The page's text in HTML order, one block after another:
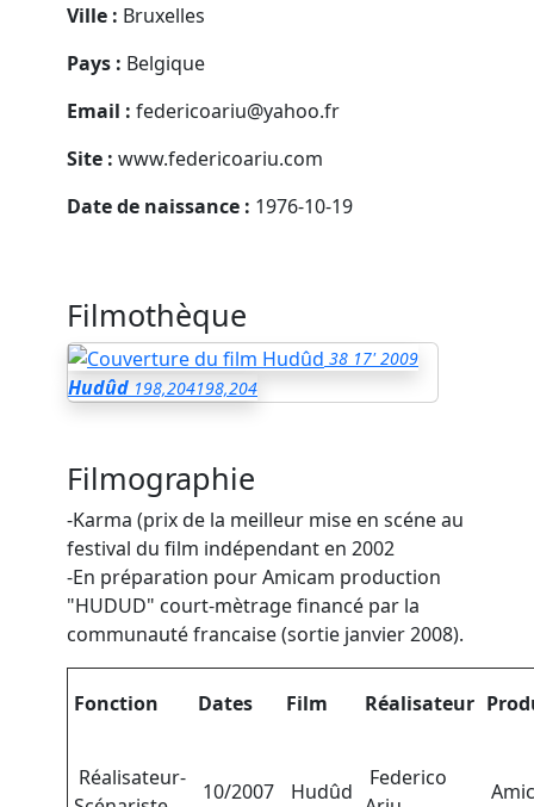
Ville : Bruxelles
Pays : Belgique
Email : federicoariu@yahoo.fr
Site : www.federicoariu.com
Date de naissance : 1976-10-19
Filmothèque
38 17' 2009
Hudûd 198,204198,204
Filmographie
-Karma (prix de la meilleur mise en scéne au
festival du film indépendant en 2002
-En préparation pour Amicam production
"HUDUD" court-mètrage financé par la
communauté francaise (sortie janvier 2008).
Fonction Dates Film Réalisateur
Réalisateur-
10/2007 Hudûd
Federico